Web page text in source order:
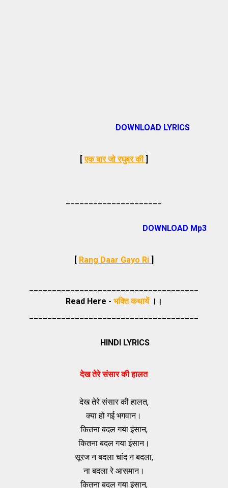
DOWNLOAD LYRICS
[एक बार जो रघुबर की ]
DOWNLOAD Mp3
[ Rang Daar Gayo Ri ]
Read Here - भक्ति कथायें।।
HINDI LYRICS
देख तेरे संसार की हालत
देख तेरे संसार की हालत,
क्या हो गई भगवान।
कितना बदल गया इंसान,
कितना बदल गया इंसान।
सूरज न बदला चांद न बदला,
ना बदला रे आसमान।
कितना बदल गया इंसान,